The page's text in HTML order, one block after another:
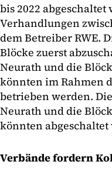
bis 2022
Verhandlungen
dem Betreiber RWE.
Blöcke zuerst
Neurath und die
könnten im Rahmen
betrieben werden.
Neurath und die
könnten abgeschaltet
Verbände fordern